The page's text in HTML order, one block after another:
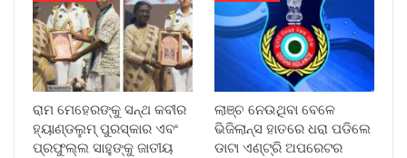
ରାମ ମେହେରଙ୍କୁ ସନ୍ଥ କବୀର
ହ୍ୟାଣ୍ଡଲୁମ୍ ପୁରସ୍କାର ଏବଂ
ପ୍ରଫୁଲ୍ଲ ସାହୁଙ୍କୁ ଜାତୀୟ
ଲାଞ୍ଚ ନେଉଥିବା ବେଳେ
ଭିଜିଲାନ୍ସ ହାତରେ ଧରା ପଡିଲେ
ଡାଟା ଏଣ୍ଟ୍ରି ଅପରେଟର